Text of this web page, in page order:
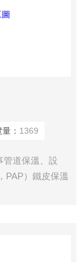
： 1369
管道保溫、設
，PAP）鐵皮保溫